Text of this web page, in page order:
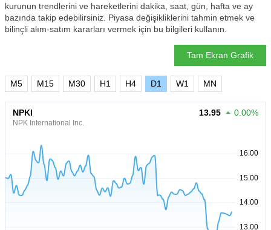
kurunun trendlerini ve hareketlerini dakika, saat, gün, hafta ve ay
bazında takip edebilirsiniz. Piyasa değişikliklerini tahmin etmek ve
bilinçli alım-satım kararları vermek için bu bilgileri kullanın.
Tam Ekran Grafik
M5 M15 M30 H1 H4 D1 W1 MN
NPKI
NPK International Inc.
13.95 0.00%